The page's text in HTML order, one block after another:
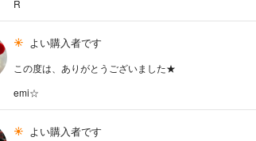
R
よい購入者です
この度は、ありがとうございました★
emi☆
よい購入者です